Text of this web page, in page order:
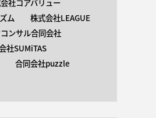
社コアバリュー
ム
株式会社LEAGUE
ンサル合同会社
社SUMiTAS
合同会社puzzle